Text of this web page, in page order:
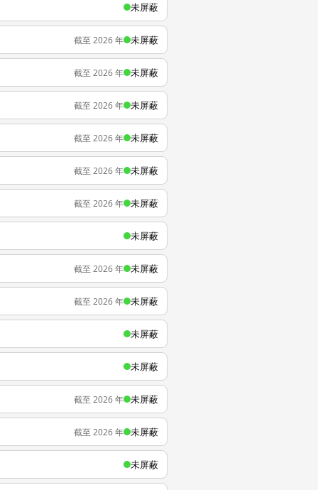
未屏蔽
截至 2026 年 未屏蔽
截至 2026 年 未屏蔽
截至 2026 年 未屏蔽
截至 2026 年 未屏蔽
截至 2026 年 未屏蔽
截至 2026 年 未屏蔽
未屏蔽
截至 2026 年 未屏蔽
截至 2026 年 未屏蔽
未屏蔽
未屏蔽
截至 2026 年 未屏蔽
截至 2026 年 未屏蔽
未屏蔽